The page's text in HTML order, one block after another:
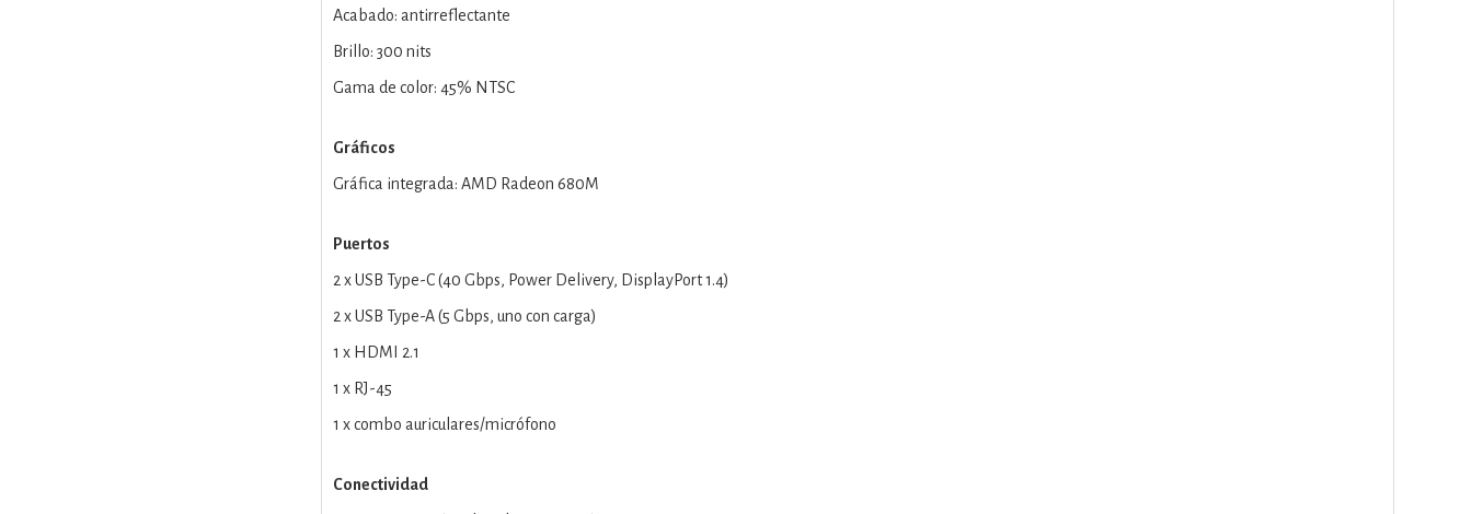
Acabado: antirreflectante
Brillo: 300 nits
Gama de color: 45% NTSC
Gráficos
Gráfica integrada: AMD Radeon 680M
Puertos
2 x USB Type-C (40 Gbps, Power Delivery, DisplayPort 1.4)
2 x USB Type-A (5 Gbps, uno con carga)
1 x HDMI 2.1
1 x RJ-45
1 x combo auriculares/micrófono
Conectividad